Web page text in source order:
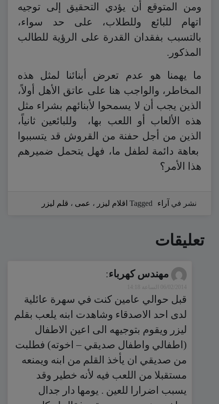
ومن المتوقع أن يؤدي التحقيق إلى توجيه
اتهام للبائع وللطلاب، على حد سواء،
بالتسبب بفقدان القدرة على الرؤية للطالب
المذكور.
ما يهمنا هو عدم تعرض أبنائنا لمثل هذه
المخاطر، والواجب هنا على عاتق الأهل أولاً،
الذين يجب أن لا يسمحوا لأبنائهم بشراء مثل
هذه الألعاب أو اللعب بها، وللبائعين ثانياً،
الذين من أجل حفنة من القروش قد يتسببوا
بعاهة دائمة لطفل ما، فهل يتحمل ضميرهم
هذا الأمر؟
نشر في آراء Tagged اقلام ليزر ، عمى ، قلم ليزر
تعليقات
مهندس كهرباء:
06/02/2014 الساعة 14:18
قبل حوالي عامين كنت في سهرة عائلية
لدى احد الاصدقاء وشاهدت ابنه يلعب بقلم
ليزر ويقوم بتوجيهه الى اعين الاطفال
(اطفالي واطفال صديقي – اخوته) فطلبت
من صديقي ان يأخذ القلم من ابنه ويمنعه
مستقبلا من اللعب فيه لأنه خطير وقد
يسبب اضرارا للعين . يومها دار جدال